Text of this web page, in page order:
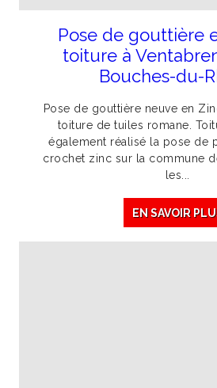
Pose de gouttière
toiture à
Bouches-du-
Pose de gouttière neuve en
toiture de tuiles romane.
également réalisé la pose de
crochet zinc sur la commune
les...
EN SAVOIR